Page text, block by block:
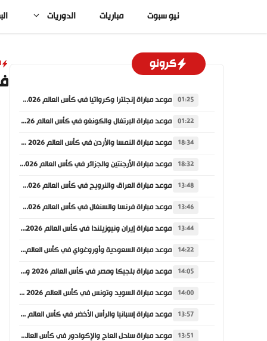
المحتوى
نيو سبوت مباريات الدوريات
كرونو
01:25 موعد مباراة إنجلترا وكرواتيا في كأس العالم 2026 والقنوات الناقلة
01:22 موعد مباراة البرتغال والكونغو في كأس العالم 2026 والقنوات الناقلة
18:34 موعد مباراة النمسا والأردن في كأس العالم 2026 والقنوات الناقلة
18:32 موعد مباراة الأرجنتين والجزائر في كأس العالم 2026 والقنوات الناقلة
13:48 موعد مباراة العراق والنرويج في كأس العالم 2026 والقنوات الناقلة
13:46 موعد مباراة فرنسا والسنغال في كأس العالم 2026 والقنوات الناقلة
13:44 موعد مباراة إيران ونيوزيلندا في كأس العالم 2026 والقنوات الناقلة
14:22 موعد مباراة السعودية وأوروغواي في كأس العالم 2026 والقنوات الناقلة
14:05 موعد مباراة بلجيكا ومصر في كأس العالم 2026 والقنوات الناقلة
14:00 موعد مباراة السويد وتونس في كأس العالم 2026 والقنوات الناقلة
13:57 موعد مباراة إسبانيا والرأس الأخضر في كأس العالم 2026 والقنوات الناقلة
13:51 موعد مباراة ساحل العاج والإكوادور في كأس العالم 2026 والقنوات الناقلة